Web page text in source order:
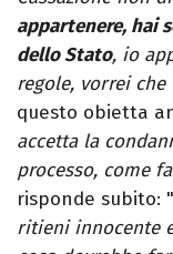
appartenere, hai
dello Stato, io
regole, vorrei
questo obietta
accetta la
processo, come
risponde subito: "
ritieni innocente